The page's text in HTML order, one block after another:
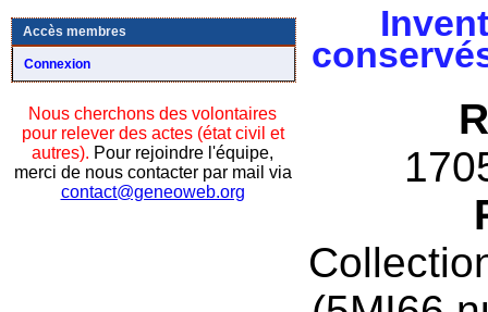
Accès membres
Connexion
Nous cherchons des volontaires
pour relever des actes (état civil et
autres). Pour rejoindre l'équipe,
merci de nous contacter par mail via
contact@geneoweb.org